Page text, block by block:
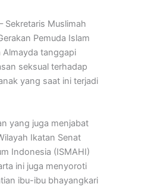
Sekretaris Muslimah
Pemuda Islam
Almayda tanggapi
seksual terhadap
yang saat ini terjadi
yang juga menjabat
Ikatan Senat
Indonesia (ISMAHI)
ini juga menyoroti
ibu-ibu bhayangkari